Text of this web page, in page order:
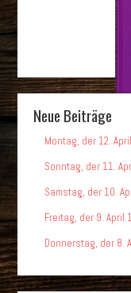
Neue Beiträge
Montag, der 12.
Sonntag, der 11.
Samstag, der 10.
Freitag, der 9. April
Donnerstag, der 8.